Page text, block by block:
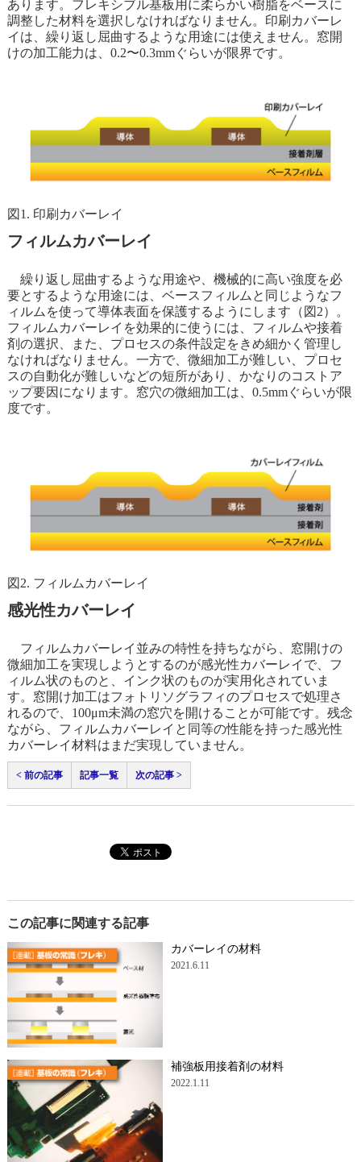
あります。フレキシブル基板用に柔らかい樹脂をベースに
調整した材料を選択しなければなりません。印刷カバーレ
イは、繰り返し屈曲するような用途には使えません。窓開
けの加工能力は、0.2〜0.3mmぐらいが限界です。
図1. 印刷カバーレイ
フィルムカバーレイ
繰り返し屈曲するような用途や、機械的に高い強度を必
要とするような用途には、ベースフィルムと同じようなフ
ィルムを使って導体表面を保護するようにします（図2）。
フィルムカバーレイを効果的に使うには、フィルムや接着
剤の選択、また、プロセスの条件設定をきめ細かく管理し
なければなりません。一方で、微細加工が難しい、プロセ
スの自動化が難しいなどの短所があり、かなりのコストア
ップ要因になります。窓穴の微細加工は、0.5mmぐらいが限
度です。
図2. フィルムカバーレイ
感光性カバーレイ
フィルムカバーレイ並みの特性を持ちながら、窓開けの
微細加工を実現しようとするのが感光性カバーレイで、フ
ィルム状のものと、インク状のものが実用化されていま
す。窓開け加工はフォトリソグラフィのプロセスで処理さ
れるので、100μm未満の窓穴を開けることが可能です。残念
ながら、フィルムカバーレイと同等の性能を持った感光性
カバーレイ材料はまだ実現していません。
< 前の記事 記事一覧 次の記事 >
この記事に関連する記事
カバーレイの材料
2021.6.11
補強板用接着剤の材料
2022.1.11